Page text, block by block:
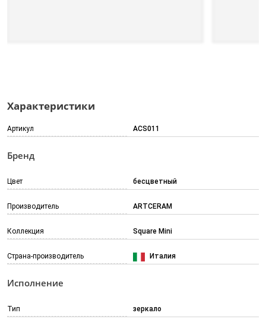
Характеристики
Артикул ACS011
Бренд
Цвет бесцветный
Производитель ARTCERAM
Коллекция Square Mini
Страна-производитель Италия
Исполнение
Тип зеркало